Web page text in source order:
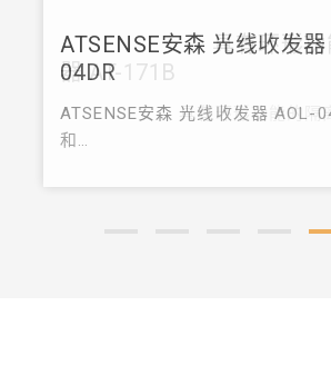
ATSENSE安森 具有环形
器 AT-171B
ATSENSE安森 具有环形功能的隔
…